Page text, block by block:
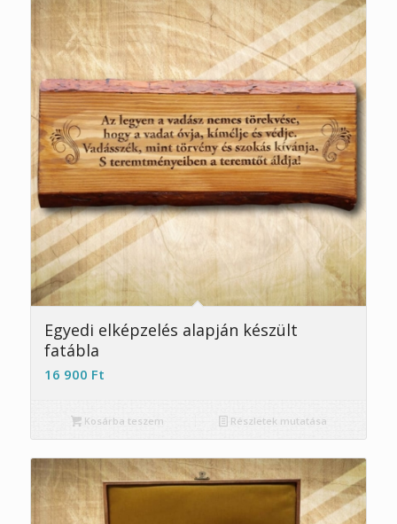
4.75
Egyedi elképzelés alapján készült
fatábla
16 900 Ft
Kosárba teszem Részletek mutatása